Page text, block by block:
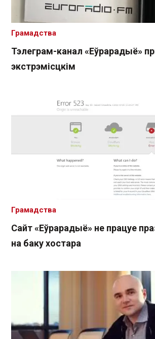
Тэлеграм-канал «Еўрарадыё»
экстрэмісцкім
Грамадства
Сайт «Еўрарадыё» не працуе
на баку хостара
Грамадства